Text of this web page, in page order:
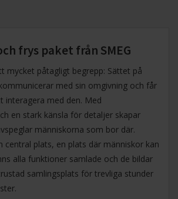
frys paket från SMEG
mycket påtagligt begrepp: Sättet på
med sin omgivning och får
interagera med den. Med
en stark känsla för detaljer skapar
människorna som bor där.
central plats, en plats där människor kan
alla funktioner samlade och de bildar
samlingsplats för trevliga stunder